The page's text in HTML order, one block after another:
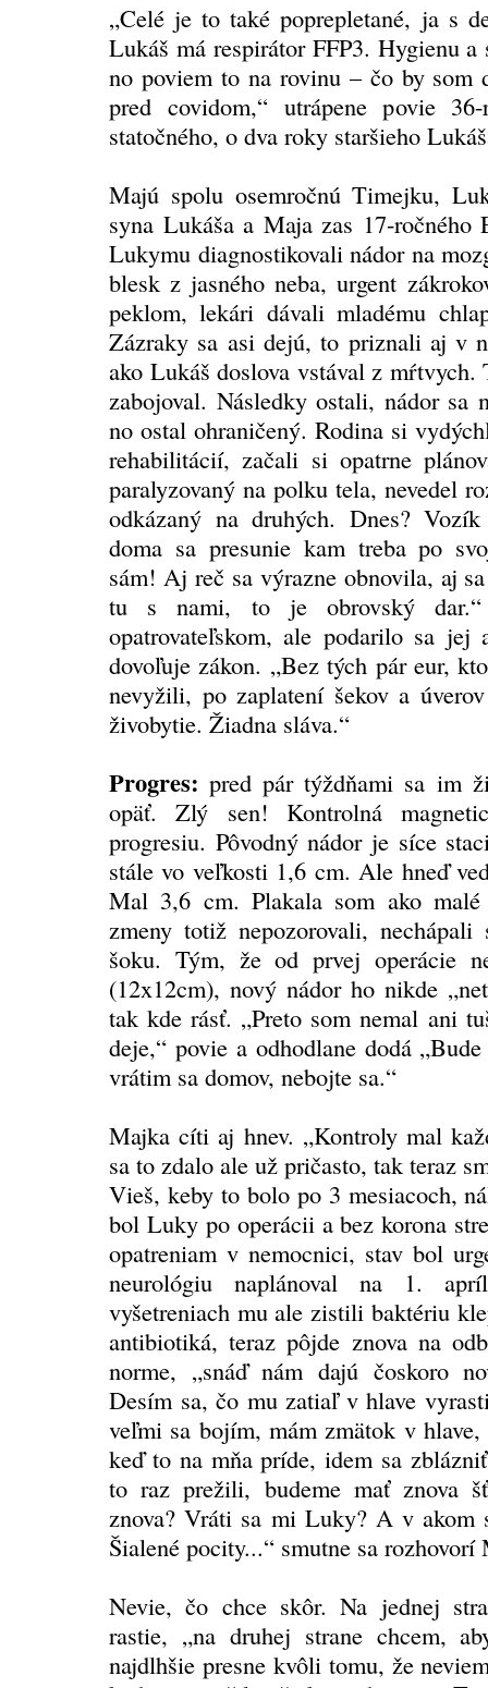
„Celé je to také poprepletané, ja s
Lukáš má respirátor FFP3. Hygienu
no poviem to na rovinu – čo by som
pred covidom,“ utrápene povie
statočného, o dva roky staršieho
Majú spolu osemročnú Timejku,
syna Lukáša a Maja zas 17-
Lukymu diagnostikovali nádor na
blesk z jasného neba, urgent
peklom, lekári dávali mladému
Zázraky sa asi dejú, to priznali aj v
ako Lukáš doslova vstával z
zabojoval. Následky ostali, nádor sa
no ostal ohraničený. Rodina si
rehabilitácií, začali si opatrne
paralyzovaný na polku tela, nevedel
odkázaný na druhých. Dnes?
doma sa presunie kam treba po
sám! Aj reč sa výrazne obnovila, aj
tu s nami, to je obrovský
opatrovateľskom, ale podarilo sa jej
dovoľuje zákon. „Bez tých pár eur,
nevyžili, po zaplatení šekov a
živobytie. Žiadna sláva.“
Progres: pred pár týždňami sa im
opäť. Zlý sen! Kontrolná
progresiu. Pôvodný nádor je síce
stále vo veľkosti 1,6 cm. Ale hneď
Mal 3,6 cm. Plakala som ako
zmeny totiž nepozorovali,
šoku. Tým, že od prvej operácie
(12x12cm), nový nádor ho nikde
tak kde rásť. „Preto som nemal ani
deje,“ povie a odhodlane dodá
vrátim sa domov, nebojte sa.“
Majka cíti aj hnev. „Kontroly mal
sa to zdalo ale už pričasto, tak teraz
Vieš, keby to bolo po 3 mesiacoch,
bol Luky po operácii a bez korona
opatreniam v nemocnici, stav bol
neurológiu naplánoval na 1.
vyšetreniach mu ale zistili baktériu
antibiotiká, teraz pôjde znova na
norme, „snáď nám dajú čoskoro
Desím sa, čo mu zatiaľ v hlave
veľmi sa bojím, mám zmätok v
keď to na mňa príde, idem sa
to raz prežili, budeme mať znova
znova? Vráti sa mi Luky? A v akom
Šialené pocity...“ smutne sa rozhovorí
Nevie, čo chce skôr. Na jednej
rastie, „na druhej strane chcem,
najdlhšie presne kvôli tomu, že